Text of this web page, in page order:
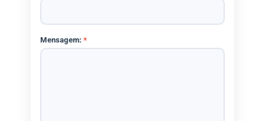
Mensagem:*